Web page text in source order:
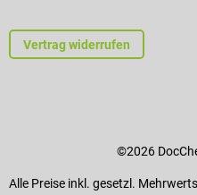
Vertrag widerrufen
©2026
Alle Preise inkl. gesetzl.